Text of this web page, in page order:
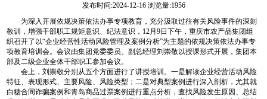
发布时间:2024-12-16 浏览量:1956
为深入开展依规决策依法办事专项教育，充分汲取过往有关风险事件的深刻
教训，增强干部职工规矩意识、纪法意识，12月9日下午，重庆市农产品集团组
织召开了以“企业经营性活动风险管理及案例分析”为主题的依规决策依法办事专
项教育培训会。会议由集团党委委员、副总经理刘崇敬以授课形式开展，集团本
部及二级企业全体干部职工参加会议。
会上，刘崇敬分别从五个方面进行了讲授培训。一是解读企业经营活动风险
特征、表现形式、主要风险、风险类型；二是对典型案例进行深入剖析，尤其就
白糖合同诈骗案例和青岛商品过票案例进行重点分析，查找风险发生原因、总结